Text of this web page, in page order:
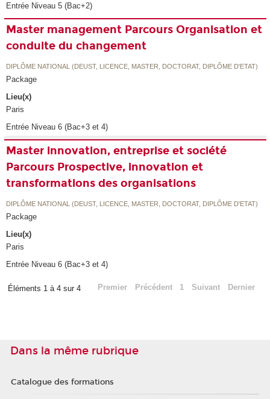
Entrée Niveau 5 (Bac+2)
Master management Parcours Organisation et
conduite du changement
DIPLÔME NATIONAL (DEUST, LICENCE, MASTER, DOCTORAT, DIPLÔME D'ETAT)
Package
Lieu(x)
Paris
Entrée Niveau 6 (Bac+3 et 4)
Master innovation, entreprise et société
Parcours Prospective, innovation et
transformations des organisations
DIPLÔME NATIONAL (DEUST, LICENCE, MASTER, DOCTORAT, DIPLÔME D'ETAT)
Package
Lieu(x)
Paris
Entrée Niveau 6 (Bac+3 et 4)
Éléments 1 à 4 sur 4 Premier Précédent 1 Suivant Dernier
Dans la même rubrique
Catalogue des formations